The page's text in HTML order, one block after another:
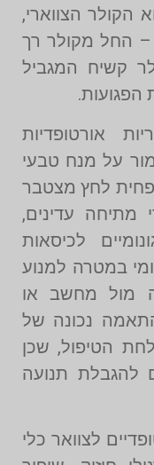
הקולר הצווארי,
– החל מקולר רך
קשיח המגביל
אורטופדיות
על מנח טבעי
לחץ מצטבר
מתיחה עדינים,
לכיסאות
במטרה למנוע
מול מחשב או
נכונה של
הטיפול, שכן
להגבלת תנועה
לצוואר כלי